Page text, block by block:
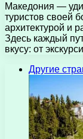
Македония —
туристов своей
архитектурой и
Здесь каждый
вкусу: от
Другие